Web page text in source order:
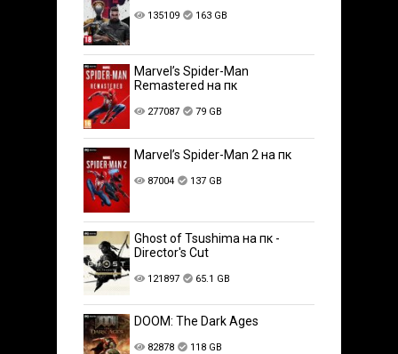
135109 163 GB
Marvel’s Spider-Man
Remastered на пк
277087 79 GB
Marvel’s Spider-Man 2 на пк
87004 137 GB
Ghost of Tsushima на пк -
Director's Cut
121897 65.1 GB
DOOM: The Dark Ages
82878 118 GB